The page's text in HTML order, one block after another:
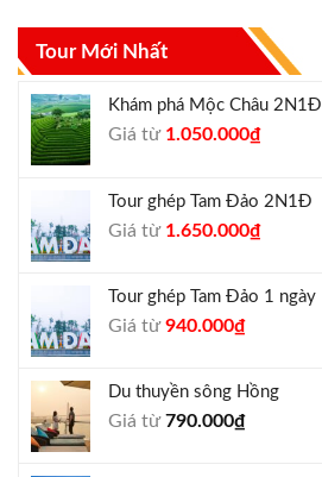
Tour Mới Nhất
Khám phá Mộc Châu 2N1Đ
Giá từ Giá
1.300.000₫.
1.050.000₫Giá
là:
Tour ghép Tam Đảo 2N1Đ
Giá từ Giá
1.800.000₫.
1.650.000₫Giá
là:
Tour ghép Tam Đảo 1 ngày
Giá từGiá
1.000.000₫.
940.000₫Giá
là:
Du thuyền sông Hồng
Giá từ790.000₫